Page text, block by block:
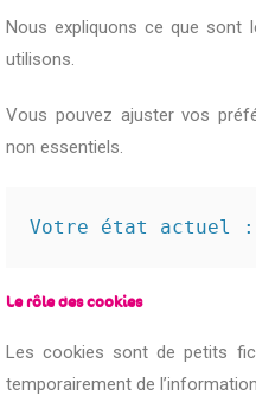
Nous expliquons ce que sont
utilisons.
Vous pouvez ajuster vos
non essentiels.
Votre état actuel :
Le rôle des cookies
Les cookies sont de petits
temporairement de